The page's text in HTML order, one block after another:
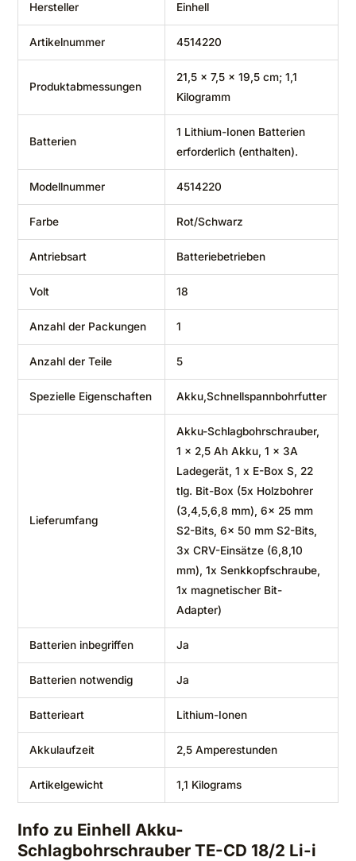
Hersteller ‎Einhell
Artikelnummer ‎4514220
Produktabmessungen
‎21,5 x 7,5 x 19,5 cm; 1,1
Kilogramm
Batterien
‎1 Lithium-Ionen Batterien
erforderlich (enthalten).
Modellnummer ‎4514220
Farbe ‎Rot/Schwarz
Antriebsart ‎Batteriebetrieben
Volt ‎18
Anzahl der Packungen ‎1
Anzahl der Teile ‎5
Spezielle Eigenschaften ‎Akku,Schnellspannbohrfutter
Lieferumfang
‎Akku-Schlagbohrschrauber,
1 x 2,5 Ah Akku, 1 x 3A
Ladegerät, 1 x E-Box S, 22
tlg. Bit-Box (5x Holzbohrer
(3,4,5,6,8 mm), 6x 25 mm
S2-Bits, 6x 50 mm S2-Bits,
3x CRV-Einsätze (6,8,10
mm), 1x Senkkopfschraube,
1x magnetischer Bit-
Adapter)
Batterien inbegriffen ‎Ja
Batterien notwendig ‎Ja
Batterieart ‎Lithium-Ionen
Akkulaufzeit ‎2,5 Amperestunden
Artikelgewicht ‎1,1 Kilograms
Info zu Einhell Akku-
Schlagbohrschrauber TE-CD 18/2 Li-i